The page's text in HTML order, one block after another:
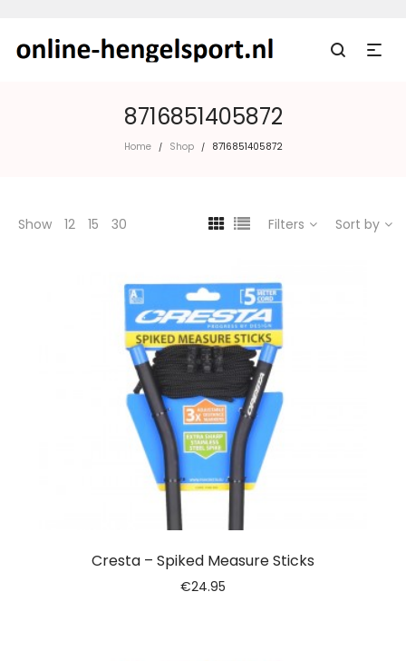
8716851405872
Home / Shop / 8716851405872
Show 12 15 30 Filters Sort by
Cresta – Spiked Measure Sticks
€24.95